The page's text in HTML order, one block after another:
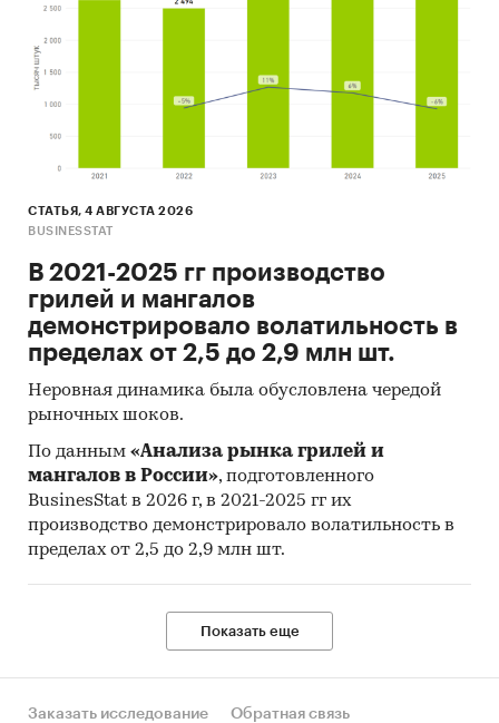
СТАТЬЯ, 4 АВГУСТА 2026
BUSINESSTAT
В 2021-2025 гг производство
грилей и мангалов
демонстрировало волатильность в
пределах от 2,5 до 2,9 млн шт.
Неровная динамика была обусловлена чередой
рыночных шоков.
По данным «Анализа рынка грилей и
мангалов в России», подготовленного
BusinesStat в 2026 г, в 2021-2025 гг их
производство демонстрировало волатильность в
пределах от 2,5 до 2,9 млн шт.
Показать еще
Заказать исследование
Обратная связь